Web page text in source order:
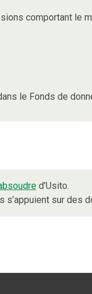
comportant le
le Fonds de
d’Usito.
sur des